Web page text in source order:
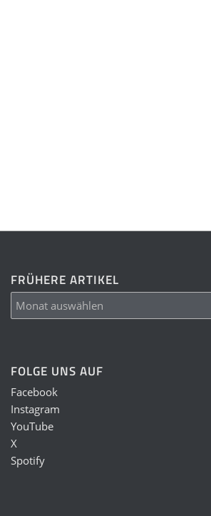
FRÜHERE ARTIKEL
FOLGE UNS AUF
Facebook
Instagram
YouTube
X
Spotify